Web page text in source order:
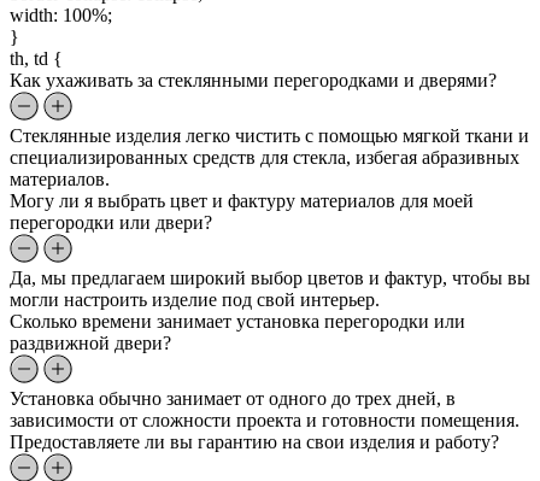
width: 100%;
}
th, td {
Как ухаживать за стеклянными перегородками и дверями?
Стеклянные изделия легко чистить с помощью мягкой ткани и
специализированных средств для стекла, избегая абразивных
материалов.
Могу ли я выбрать цвет и фактуру материалов для моей
перегородки или двери?
Да, мы предлагаем широкий выбор цветов и фактур, чтобы вы
могли настроить изделие под свой интерьер.
Сколько времени занимает установка перегородки или
раздвижной двери?
Установка обычно занимает от одного до трех дней, в
зависимости от сложности проекта и готовности помещения.
Предоставляете ли вы гарантию на свои изделия и работу?